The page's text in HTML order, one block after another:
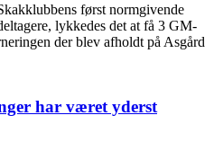
først normgivende
lykkedes det at få 3 GM-
der blev afholdt på Asgård
har været yderst